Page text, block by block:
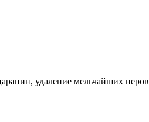
удаление мельчайших